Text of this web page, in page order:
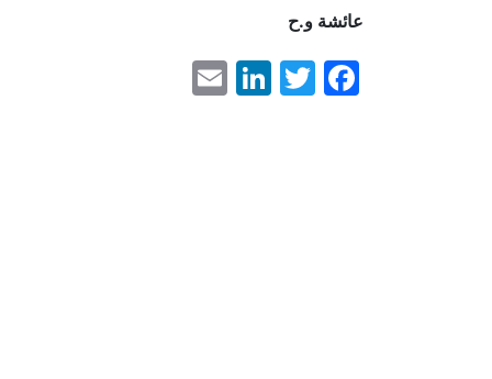
عائشة و.ح
Facebook
Twitter
LinkedIn